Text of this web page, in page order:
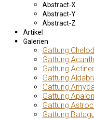
Abstract-X
Abstract-Y
Abstract-Z
Artikel
Galerien
Gattung
Gattung
Gattung
Gattung
Gattung
Gattung
Gattung
Gattung